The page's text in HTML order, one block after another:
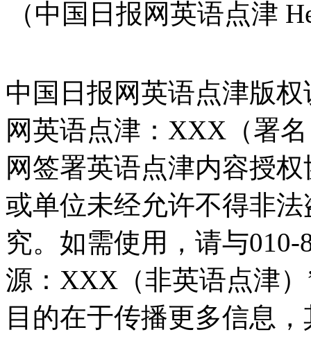
（中国日报网英语点津
中国日报网英语点津版
网英语点津：XXX（署
网签署英语点津内容授
或单位未经允许不得非
究。如需使用，请与010-
源：XXX（非英语点津
目的在于传播更多信息